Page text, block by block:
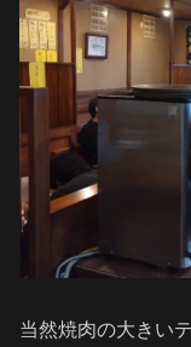
当然焼肉の大きい